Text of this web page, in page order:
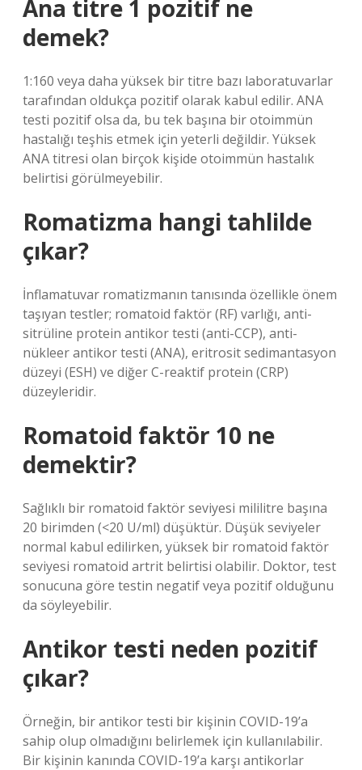
Ana titre 1 pozitif ne
demek?
1:160 veya daha yüksek bir titre bazı laboratuvarlar
tarafından oldukça pozitif olarak kabul edilir. ANA
testi pozitif olsa da, bu tek başına bir otoimmün
hastalığı teşhis etmek için yeterli değildir. Yüksek
ANA titresi olan birçok kişide otoimmün hastalık
belirtisi görülmeyebilir.
Romatizma hangi tahlilde
çıkar?
İnflamatuvar romatizmanın tanısında özellikle önem
taşıyan testler; romatoid faktör (RF) varlığı, anti-
sitrüline protein antikor testi (anti-CCP), anti-
nükleer antikor testi (ANA), eritrosit sedimantasyon
düzeyi (ESH) ve diğer C-reaktif protein (CRP)
düzeyleridir.
Romatoid faktör 10 ne
demektir?
Sağlıklı bir romatoid faktör seviyesi mililitre başına
20 birimden (<20 U/ml) düşüktür. Düşük seviyeler
normal kabul edilirken, yüksek bir romatoid faktör
seviyesi romatoid artrit belirtisi olabilir. Doktor, test
sonucuna göre testin negatif veya pozitif olduğunu
da söyleyebilir.
Antikor testi neden pozitif
çıkar?
Örneğin, bir antikor testi bir kişinin COVID-19’a
sahip olup olmadığını belirlemek için kullanılabilir.
Bir kişinin kanında COVID-19’a karşı antikorlar